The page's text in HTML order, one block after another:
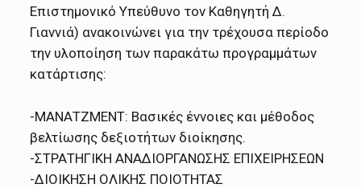
Επιστημονικό Υπεύθυνο τον Καθηγητή Δ.
Γιαννιά) ανακοινώνει για την τρέχουσα περίοδο
την υλοποίηση των παρακάτω προγραμμάτων
κατάρτισης:
-ΜΑΝΑΤΖΜΕΝΤ: Βασικές έννοιες και μέθοδος
βελτίωσης δεξιοτήτων διοίκησης.
-ΣΤΡΑΤΗΓΙΚΗ ΑΝΑΔΙΟΡΓΑΝΩΣΗΣ ΕΠΙΧΕΙΡΗΣΕΩΝ
-ΔΙΟΙΚΗΣΗ ΟΛΙΚΗΣ ΠΟΙΟΤΗΤΑΣ